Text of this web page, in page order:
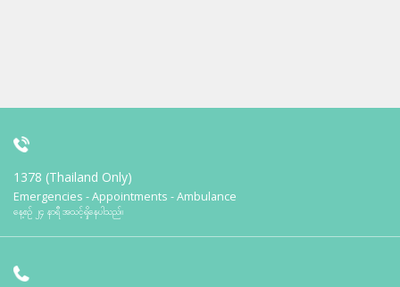
1378 (Thailand Only)
Emergencies - Appointments - Ambulance
နေ့စဉ် ၂၄ နာရီ အသင့်ရှိနေပါသည်။